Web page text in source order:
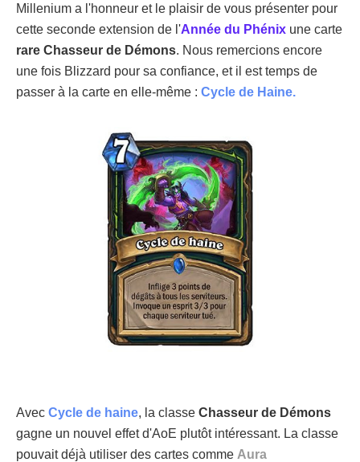
Millenium a l'honneur et le plaisir de vous présenter pour
cette seconde extension de l'Année du Phénix une carte
rare Chasseur de Démons. Nous remercions encore
une fois Blizzard pour sa confiance, et il est temps de
passer à la carte en elle-même : Cycle de Haine.
Avec Cycle de haine, la classe Chasseur de Démons
gagne un nouvel effet d'AoE plutôt intéressant. La classe
pouvait déjà utiliser des cartes comme Aura